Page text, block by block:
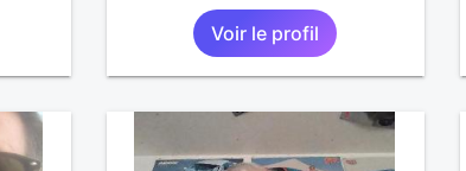
Voir le profil